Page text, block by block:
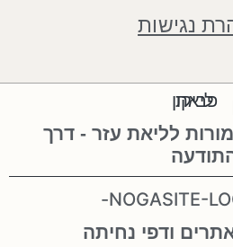
נגישות
לליאת עזר - דרך
ודפי נחיתה